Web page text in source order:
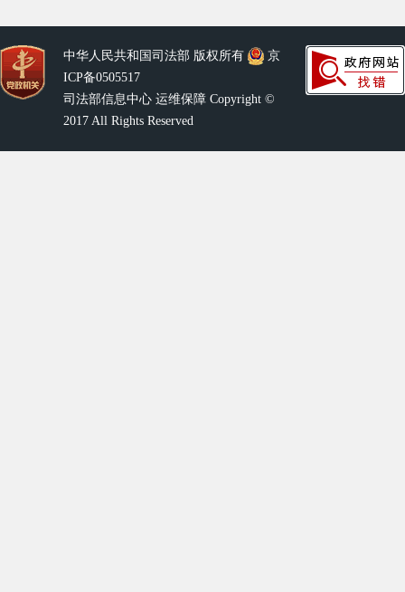
中华人民共和国司法部 版权所有
京
ICP备0505517
司法部信息中心 运维保障 Copyright ©
2017 All Rights Reserved